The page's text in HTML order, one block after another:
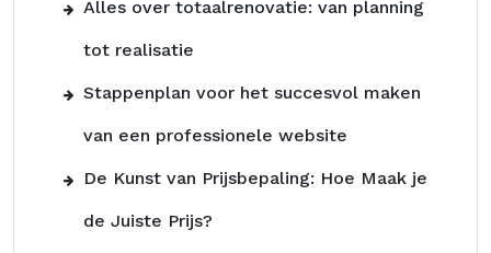
Alles over totaalrenovatie: van planning
tot realisatie
Stappenplan voor het succesvol maken
van een professionele website
De Kunst van Prijsbepaling: Hoe Maak je
de Juiste Prijs?